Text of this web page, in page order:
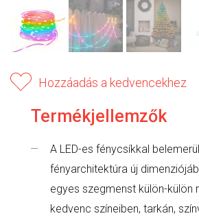
Hozzáadás a kedvencekhez
Termékjellemzők
A LED-es fénycsíkkal
fényarchitektúra új
egyes szegmenst külön-külön
kedvenc színeiben, tarkán,